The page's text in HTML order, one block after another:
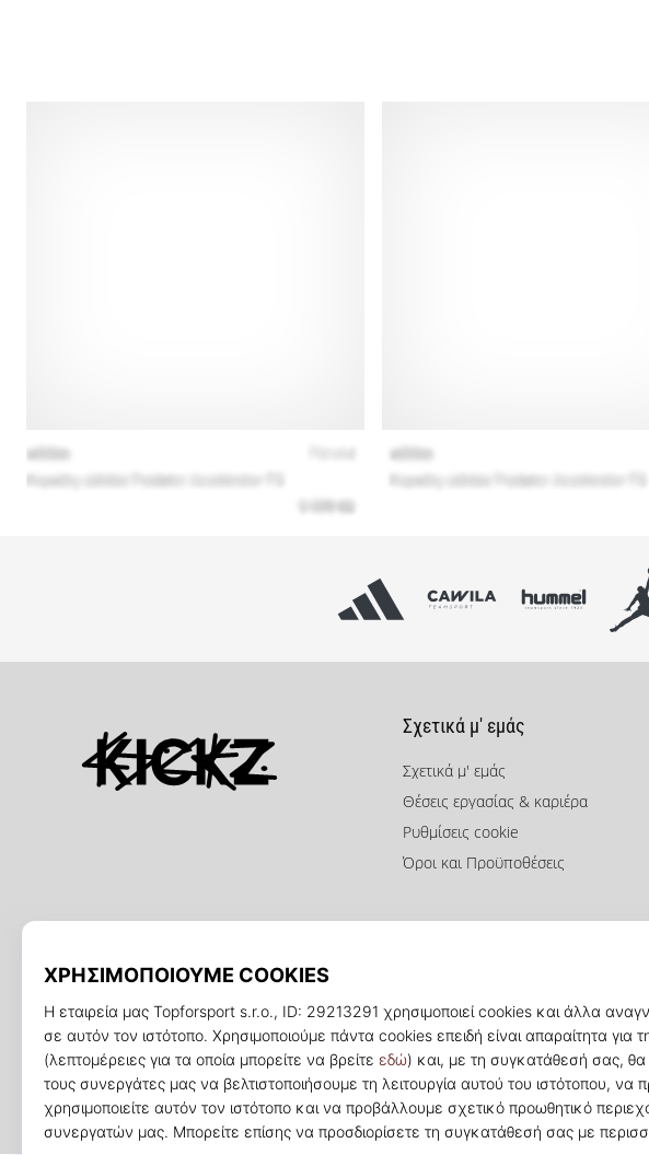
Σχετικά μ' εμάς
Σχετικά μ' εμάς
Θέσεις εργασίας & καριέρα
Ρυθμίσεις cookie
Όροι και Προϋποθέσεις